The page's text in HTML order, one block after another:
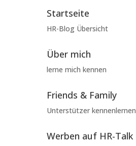
Startseite
HR-Blog Übersicht
Über mich
lerne mich kennen
Friends & Family
Unterstützer kennenlernen
Werben auf HR-Talk